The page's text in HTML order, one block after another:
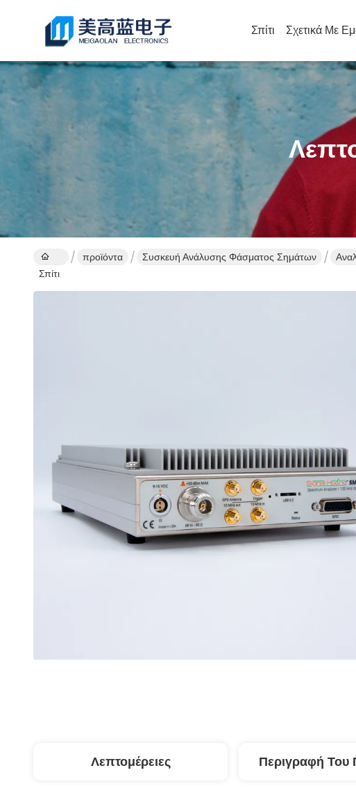
Σπίτι Σχετικά Με
Σπίτι
προϊόντα Συσκευή Ανάλυσης Φάσματος Σημάτων
Λεπτομέρειες Περιγραφή Του